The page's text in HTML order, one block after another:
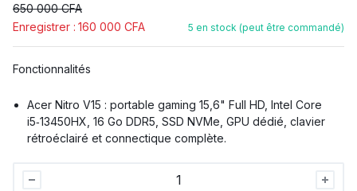
650 000CFA
Enregistrer : 160 000 CFA 5 en stock (peut être commandé)
Fonctionnalités
Acer Nitro V15 : portable gaming 15,6" Full HD, Intel Core
i5‑13450HX, 16 Go DDR5, SSD NVMe, GPU dédié, clavier
rétroéclairé et connectique complète.